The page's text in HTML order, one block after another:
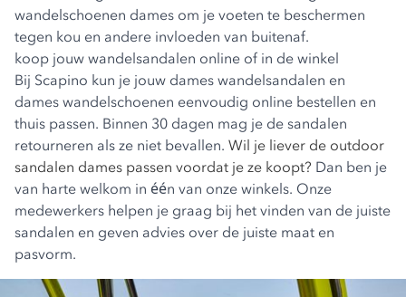
wandelschoenen dames om je voeten te beschermen
tegen kou en andere invloeden van buitenaf.
koop jouw wandelsandalen online of in de winkel
Bij Scapino kun je jouw dames wandelsandalen en
dames wandelschoenen eenvoudig online bestellen en
thuis passen. Binnen 30 dagen mag je de sandalen
retourneren als ze niet bevallen. Wil je liever de outdoor
sandalen dames passen voordat je ze koopt? Dan ben je
van harte welkom in één van onze winkels. Onze
medewerkers helpen je graag bij het vinden van de juiste
sandalen en geven advies over de juiste maat en
pasvorm.